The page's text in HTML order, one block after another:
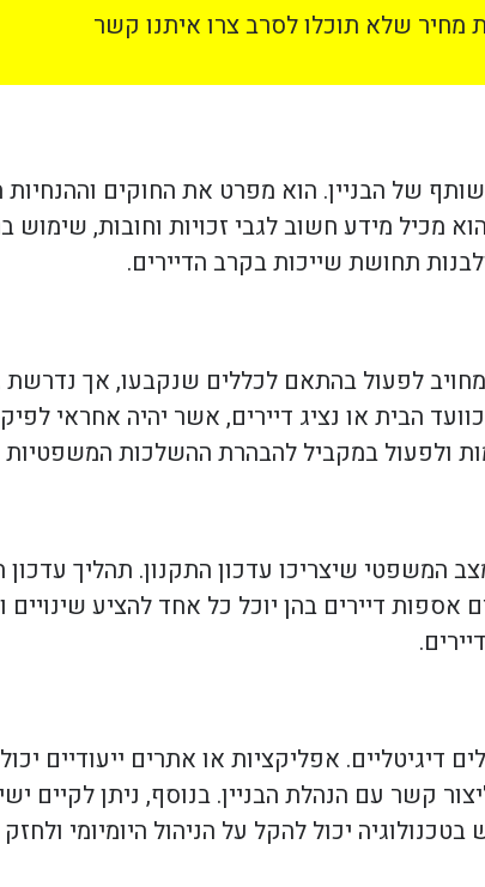
מחיר שלא תוכלו לסרב צרו איתנו קשר
של הבניין. הוא מפרט את החוקים וההנחיות
מכיל מידע חשוב לגבי זכויות וחובות,
תחושת שייכות בקרב הדיירים.
לפעול בהתאם לכללים שנקבעו, אך
הבית או נציג דיירים, אשר יהיה אחראי
ולפעול במקביל להבהרת ההשלכות
המשפטי שיצריכו עדכון התקנון. תהליך עדכון
אספות דיירים בהן יוכל כל אחד להציע
דיגיטליים. אפליקציות או אתרים ייעודיים
קשר עם הנהלת הבניין. בנוסף, ניתן לקיים
יכול להקל על הניהול היומיומי